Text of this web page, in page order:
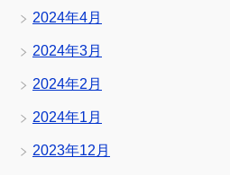
2024年4月
2024年3月
2024年2月
2024年1月
2023年12月